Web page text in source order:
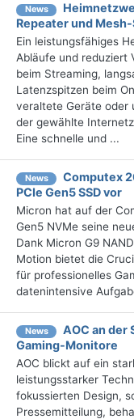
News
Repeater und
Ein leistungsfähiges
Abläufe und reduziert
beim Streaming,
Latenzspitzen beim
veraltete Geräte oder
der gewählte
Eine schnelle und ...
News
Computex
PCIe Gen5 SSD vor
Micron hat auf der
Gen5 NVMe seine
Dank Micron G9
Motion bietet die
für professionelles
datenintensive
News
AOC an der
Gaming-Monitore
AOC blickt auf ein
leistungsstarker
fokussierten Design,
Pressemitteilung,